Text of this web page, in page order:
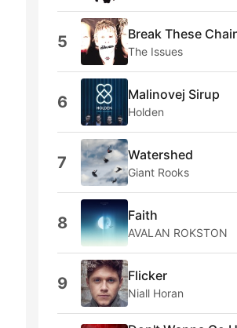
5 Break These
The Issues
6 Malinovej Sirup
Holden
7 Watershed
Giant Rooks
8 Faith
AVALAN ROKSTON
9 Flicker
Niall Horan